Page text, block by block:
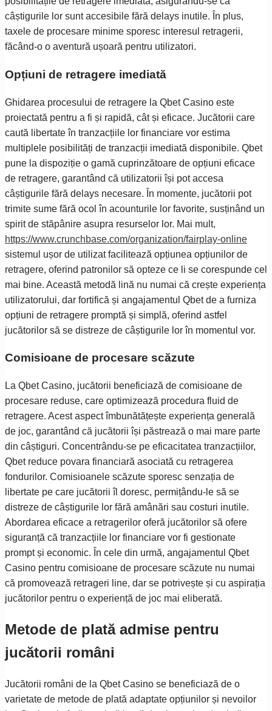
câștigurile lor sunt accesibile fără delays inutile. În plus,
taxele de procesare minime sporesc interesul retragerii,
făcând-o o aventură ușoară pentru utilizatori.
Opțiuni de retragere imediată
Ghidarea procesului de retragere la Qbet Casino este
proiectată pentru a fi și rapidă, cât și eficace. Jucătorii care
caută libertate în tranzacțiile lor financiare vor estima
multiplele posibilități de tranzacții imediată disponibile. Qbet
pune la dispoziție o gamă cuprinzătoare de opțiuni eficace
de retragere, garantând că utilizatorii își pot accesa
câștigurile fără delays necesare. În momente, jucătorii pot
trimite sume fără ocol în acounturile lor favorite, susținând un
spirit de stăpânire asupra resurselor lor. Mai mult,
https://www.crunchbase.com/organization/fairplay-online
sistemul ușor de utilizat facilitează opțiunea opțiunilor de
retragere, oferind patronilor să opteze ce li se corespunde cel
mai bine. Această metodă lină nu numai că crește experiența
utilizatorului, dar fortifică și angajamentul Qbet de a furniza
opțiuni de retragere promptă și simplă, oferind astfel
jucătorilor să se distreze de câștigurile lor în momentul vor.
Comisioane de procesare scăzute
La Qbet Casino, jucătorii beneficiază de comisioane de
procesare reduse, care optimizează procedura fluid de
retragere. Acest aspect îmbunătățește experiența generală
de joc, garantând că jucătorii își păstrează o mai mare parte
din câștiguri. Concentrându-se pe eficacitatea tranzacțiilor,
Qbet reduce povara financiară asociată cu retragerea
fondurilor. Comisioanele scăzute sporesc senzația de
libertate pe care jucătorii îl doresc, permițându-le să se
distreze de câștigurile lor fără amânări sau costuri inutile.
Abordarea eficace a retragerilor oferă jucătorilor să ofere
siguranță că tranzacțiile lor financiare vor fi gestionate
prompt și economic. În cele din urmă, angajamentul Qbet
Casino pentru comisioane de procesare scăzute nu numai
că promovează retrageri line, dar se potrivește și cu aspirația
jucătorilor pentru o experiență de joc mai eliberată.
Metode de plată admise pentru
jucătorii români
Jucătorii români de la Qbet Casino se beneficiază de o
varietate de metode de plată adaptate opțiunilor și nevoilor